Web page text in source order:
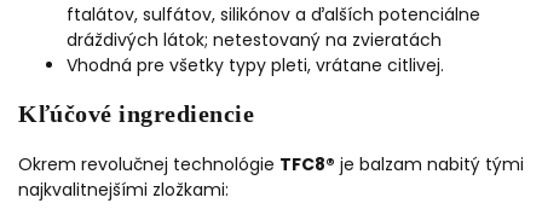
ftalátov, sulfátov, silikónov a ďalších potenciálne
dráždivých látok; netestovaný na zvieratách
Vhodná pre všetky typy pleti, vrátane citlivej.
Kľúčové ingrediencie
Okrem revolučnej technológie TFC8® je balzam nabitý tými
najkvalitnejšími zložkami: